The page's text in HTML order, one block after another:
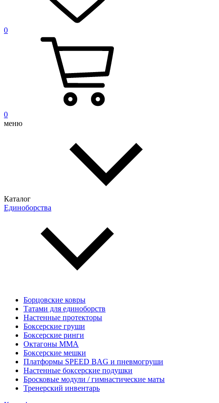
0
0
меню
Каталог
Единоборства
Борцовские ковры
Татами для единоборств
Настенные протекторы
Боксерские груши
Боксерские ринги
Октагоны MMA
Боксерские мешки
Платформы SPEED BAG и пневмогруши
Настенные боксерские подушки
Бросковые модули / гимнастические маты
Тренерский инвентарь